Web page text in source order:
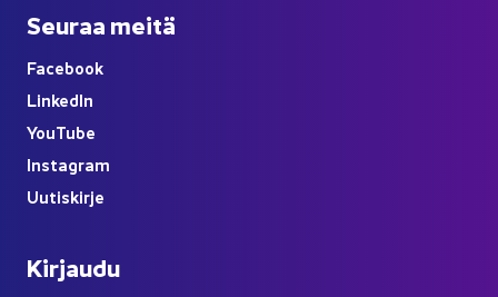
Seu­raa meitä
Face­book
Lin­ke­dIn
YouTube
Ins­ta­gram
Uu­tis­kir­je
Kir­jau­du